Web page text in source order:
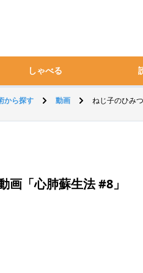
しゃべる
から探す 動画 ねじ子のひみ
画「心肺蘇生法 #8」